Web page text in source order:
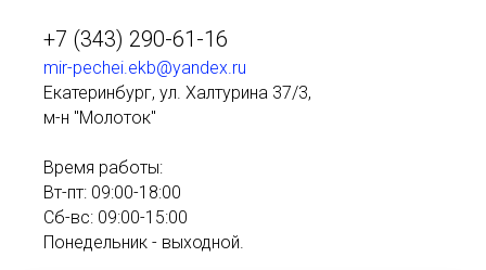
+7 (343) 290-61-16
mir-pechei.ekb@yandex.ru
Екатеринбург, ул. Халтурина 37/3,
м-н "Молоток"
Время работы:
Вт-пт: 09:00-18:00
Сб-вс: 09:00-15:00
Понедельник - выходной.